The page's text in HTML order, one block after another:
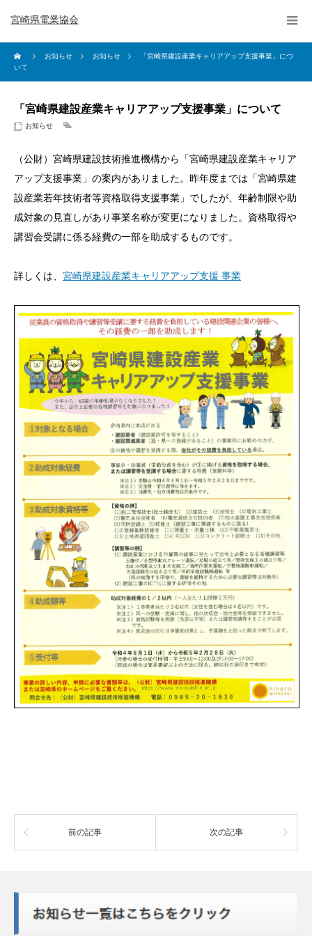
宮崎県電業協会
お知らせ お知らせ
「宮崎県建設産業キャリアアップ支援事業」につ
いて
「宮崎県建設産業キャリアアップ支援事業」について
お知らせ
（公財）宮崎県建設技術推進機構から「宮崎県建設産業キャリア
アップ支援事業」の案内がありました。昨年度までは「宮崎県建
設産業若年技術者等資格取得支援事業」でしたが、年齢制限や助
成対象の見直しがあり事業名称が変更になりました。資格取得や
講習会受講に係る経費の一部を助成するものです。
詳しくは、 宮崎県建設産業キャリアアップ支援 事業
前の記事 次の記事